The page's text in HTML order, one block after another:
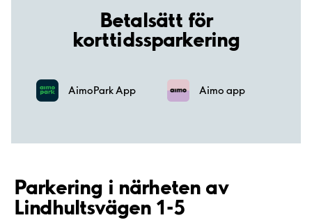
Betalsätt för
korttidssparkering
AimoPark App Aimo app
Parkering i närheten av
Lindhultsvägen 1-5